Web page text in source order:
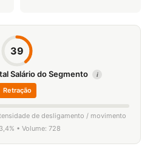
39
Salário do Segmento i
Retração
de desligamento / movimento
• Volume: 728